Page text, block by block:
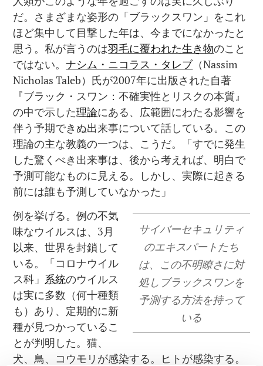
だ。さまざまな姿形の「ブラックスワン」をこれ
ほど集中して目撃した年は、今までになかったと
思う。私が言うのは羽毛に覆われた生き物のこと
ではない。ナシム・ニコラス・タレブ（Nassim
Nicholas Taleb）氏が2007年に出版された自著
『ブラック・スワン：不確実性とリスクの本質』
の中で示した理論にある、広範囲にわたる影響を
伴う予期できぬ出来事について話している。この
理論の主な教義の一つは、こうだ。「すでに発生
した驚くべき出来事は、後から考えれば、明白で
予測可能なものに見える。しかし、実際に起きる
前には誰も予測していなかった」
サイバーセキュリティ
のエキスパートたち
は、この不明瞭さに対
処しブラックスワンを
予測する方法を持って
いる
例を挙げる。例の不気
味なウイルスは、3月
以来、世界を封鎖して
いる。「コロナウイル
ス科」 系統のウイルス
は実に多数（何十種類
も）あり、定期的に新
種が見つかっているこ
とが判明した。猫、
犬、鳥、コウモリが感染する。ヒトが感染する。